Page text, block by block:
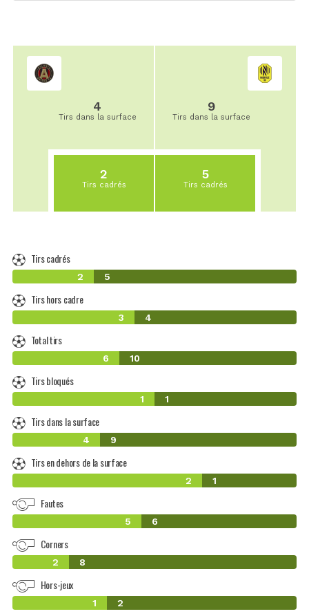
4
Tirs dans la surface
2
Tirs cadrés
9
Tirs dans la surface
5
Tirs cadrés
Tirs cadrés
2 5
Tirs hors cadre
3 4
Total tirs
6 10
Tirs bloqués
1 1
Tirs dans la surface
4 9
Tirs en dehors de la surface
2 1
Fautes
5 6
Corners
2 8
Hors-jeux
1 2